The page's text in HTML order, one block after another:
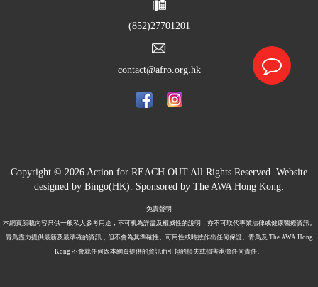
(852)27701201
contact@afro.org.hk
Copyright © 2026 Action for REACH OUT All Rights Reserved. Website
designed by Bingo(HK). Sponsored by The AWA Hong Kong.
免責聲明
本網頁所載內容只供一般私人參考用途，不可視為詳盡及權威性的說明，亦不可取代專業法律或健康醫療資訊。
青鳥盡力提供最新及最準確的資訊，但不會為其準確性、可用性或時效作出任何保證。青鳥及 The AWA Hong
Kong 不會就任何因本網頁提供的資訊而引起的損失或損害承擔任何責任。